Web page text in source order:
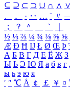
⊆ ⊇ ⊂ ⊃ ∪ ∩ ∧ ∨
、
。 · ‥ … ¨ 〃
；
？ ＾ ｀
½ ⅓ ⅔ ¼ ¾ ⅛ ⅜ ⅝
Æ Ð Ħ Ĳ Ł Ø Œ Þ
А Б В Г Д Е Ё Ж З
Ы Ь Э Ю Я а б в г
ы ь э ю я
′ ″ ℃ Å ￠ ￡ ￥ ¤